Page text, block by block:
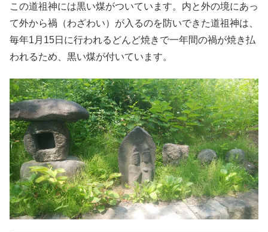
この道祖神には黒い煤がついています。内と外の境にあっ
て外から禍（わざわい）が入るのを防いできた道祖神は、
毎年1月15日に行われるどんど焼きで一年間の禍が焼き払
われるため、黒い煤が付いています。